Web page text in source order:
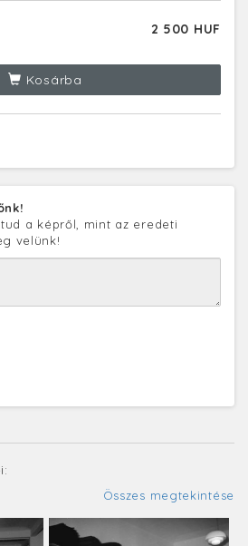
2 500 HUF
Kosárba
a képről, mint az eredeti
velünk!
Összes megtekintése